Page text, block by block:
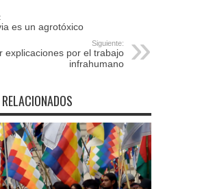
es un agrotóxico
Siguiente:
explicaciones por el trabajo
infrahumano